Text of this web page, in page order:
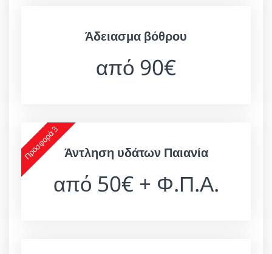
Άδειασμα βόθρου
από 90€
Προσφορά 3 Άντληση υδάτων Παιανία
από 50€ + Φ.Π.Α.